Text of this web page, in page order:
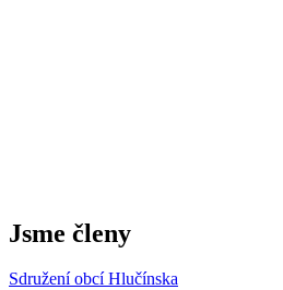
Jsme členy
Sdružení obcí Hlučínska